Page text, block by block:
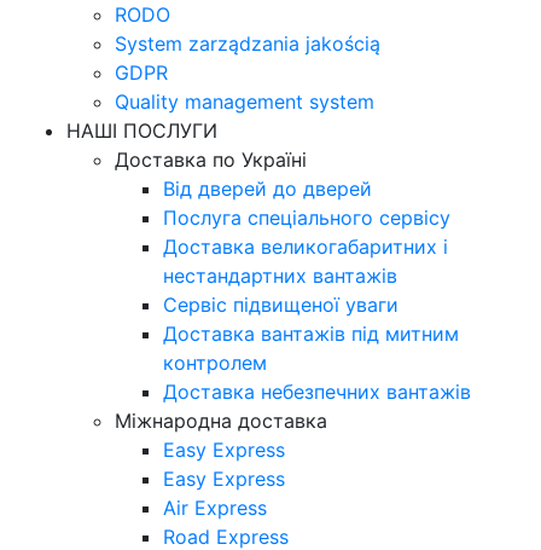
RODO
System zarządzania jakością
GDPR
Quality management system
НАШІ ПОСЛУГИ
Доставка по Україні
Від дверей до дверей
Послуга спеціального сервісу
Доставка великогабаритних і
нестандартних вантажів
Сервіс підвищеної уваги
Доставка вантажів під митним
контролем
Доставка небезпечних вантажів
Міжнародна доставка
Easy Express
Easy Express
Air Express
Road Express